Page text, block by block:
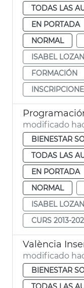
TODAS LAS
EN PORTADA
NORMAL
ISABEL
FORMACIÓN
modificado
BIENESTAR
TODAS LAS
EN PORTADA
NORMAL
ISABEL
CURS 2013-
València
modificado
BIENESTAR